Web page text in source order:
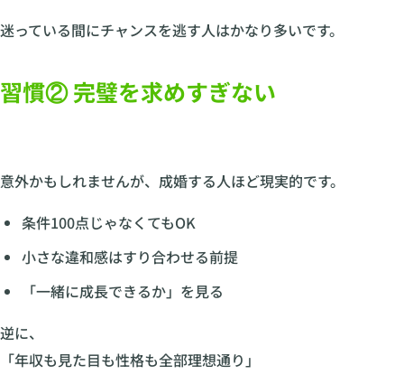
迷っている間にチャンスを逃す人はかなり多いです。
習慣② 完璧を求めすぎない
意外かもしれませんが、成婚する人ほど現実的です。
条件100点じゃなくてもOK
小さな違和感はすり合わせる前提
「一緒に成長できるか」を見る
逆に、
「年収も見た目も性格も全部理想通り」